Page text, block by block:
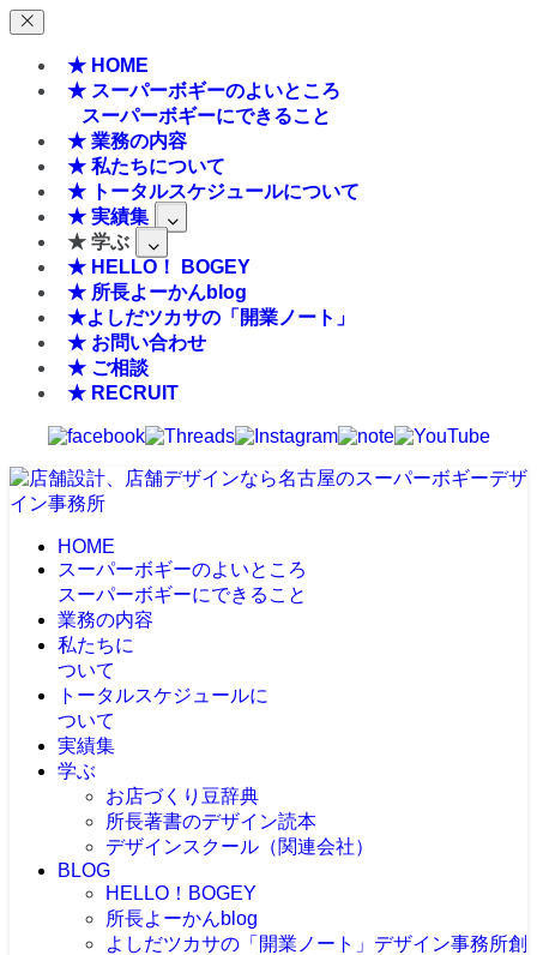
★ HOME
★ スーパーボギーのよいところ
スーパーボギーにできること
★ 業務の内容
★ 私たちについて
★ トータルスケジュールについて
★ 実績集
★ 学ぶ
★ HELLO！ BOGEY
★ 所長よーかんblog
★よしだツカサの「開業ノート」
★ お問い合わせ
★ ご相談
★ RECRUIT
HOME
スーパーボギーのよいところ
スーパーボギーにできること
業務の内容
私たちに
ついて
トータルスケジュールに
ついて
実績集
学ぶ
お店づくり豆辞典
所長著書のデザイン読本
デザインスクール（関連会社）
BLOG
HELLO！BOGEY
所長よーかんblog
よしだツカサの「開業ノート」 デザイン事務所創